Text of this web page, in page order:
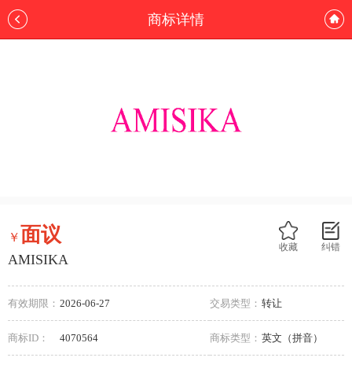
商标详情
纠错
收藏
￥面议
AMISIKA
有效期限： 2026-06-27 交易类型： 转让
商标ID： 4070564 商标类型： 英文（拼音）